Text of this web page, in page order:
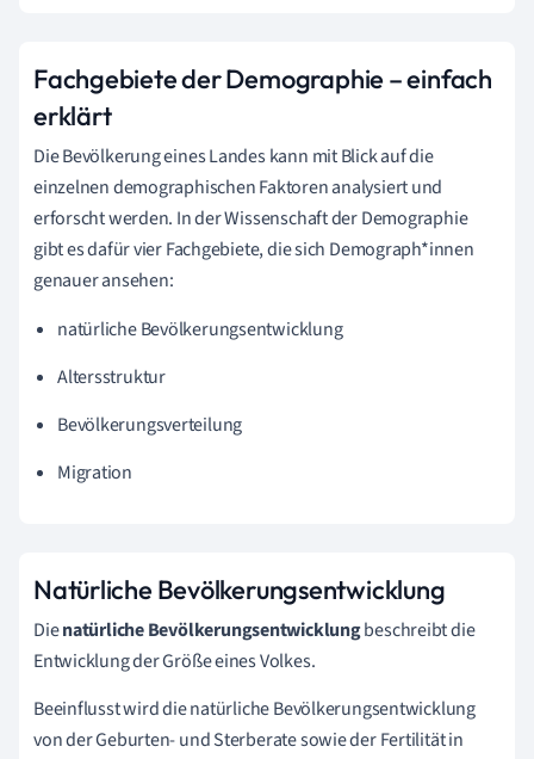
Fachgebiete der Demographie – einfach
erklärt
Die Bevölkerung eines Landes kann mit Blick auf die
einzelnen demographischen Faktoren analysiert und
erforscht werden. In der Wissenschaft der Demographie
gibt es dafür vier Fachgebiete, die sich Demograph*innen
genauer ansehen:
natürliche Bevölkerungsentwicklung
Altersstruktur
Bevölkerungsverteilung
Migration
Natürliche Bevölkerungsentwicklung
Dienatürliche Bevölkerungsentwicklungbeschreibt die
Entwicklung der Größe eines Volkes.
Beeinflusst wird die natürliche Bevölkerungsentwicklung
von der Geburten- und Sterberate sowie der Fertilität in